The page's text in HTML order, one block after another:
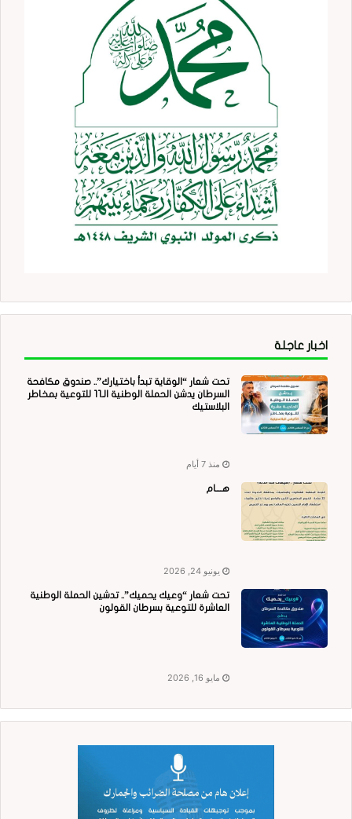
اخبار عاجلة
تحت شعار “الوقاية تبدأ باختيارك”.. صندوق مكافحة
السرطان يدشن الحملة الوطنية الـ11 للتوعية بمخاطر
البلاستيك
منذ 7 أيام
هــــام
يونيو 24, 2026
تحت شعار “وعيك يحميك”.. تدشين الحملة الوطنية
العاشرة للتوعية بسرطان القولون
مايو 16, 2026